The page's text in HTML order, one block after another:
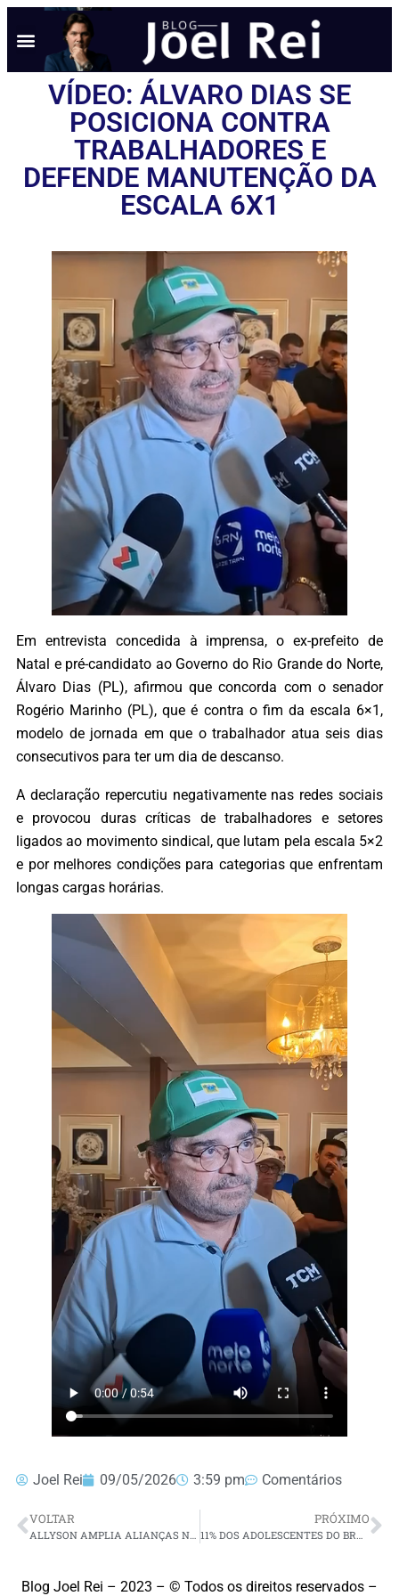
VÍDEO: ÁLVARO DIAS SE
POSICIONA CONTRA
TRABALHADORES E
DEFENDE MANUTENÇÃO DA
ESCALA 6X1
Em entrevista concedida à imprensa, o ex-prefeito de
Natal e pré-candidato ao Governo do Rio Grande do Norte,
Álvaro Dias (PL), afirmou que concorda com o senador
Rogério Marinho (PL), que é contra o fim da escala 6×1,
modelo de jornada em que o trabalhador atua seis dias
consecutivos para ter um dia de descanso.
A declaração repercutiu negativamente nas redes sociais
e provocou duras críticas de trabalhadores e setores
ligados ao movimento sindical, que lutam pela escala 5×2
e por melhores condições para categorias que enfrentam
longas cargas horárias.
Joel Rei 09/05/2026 3:59 pm Comentários
VOLTAR PRÓXIMO
Blog Joel Rei – 2023 – © Todos os direitos reservados –